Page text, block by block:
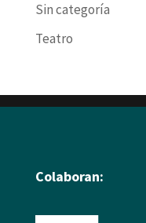
Sin categoría
Teatro
Colaboran: